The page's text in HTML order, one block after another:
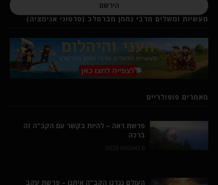
הירשם
מעשיות ומשלים מרבי נחמן מברסלב (סרטוני אנימציה)
מאמרים פופולריים
פרשת ראה – להיות בקשר עם הקב"ה זה
ברכה
6 באוגוסט 2026
העולם נגדנו הקב"ה איתנו – פרשת עקב